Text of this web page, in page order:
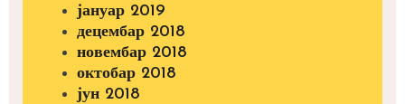
јануар 2019
децембар 2018
новембар 2018
октобар 2018
јун 2018